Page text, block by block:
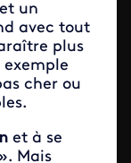
un
avec tout
plus
exemple
cher ou
et à se
Mais